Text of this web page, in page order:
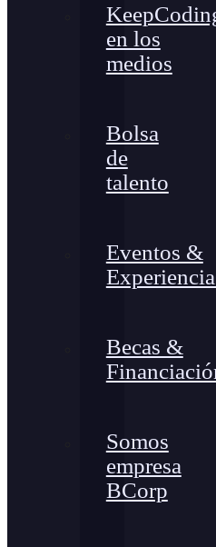
en los
medios
Bolsa
de
talento
Eventos &
Becas &
Somos
empresa
BCorp